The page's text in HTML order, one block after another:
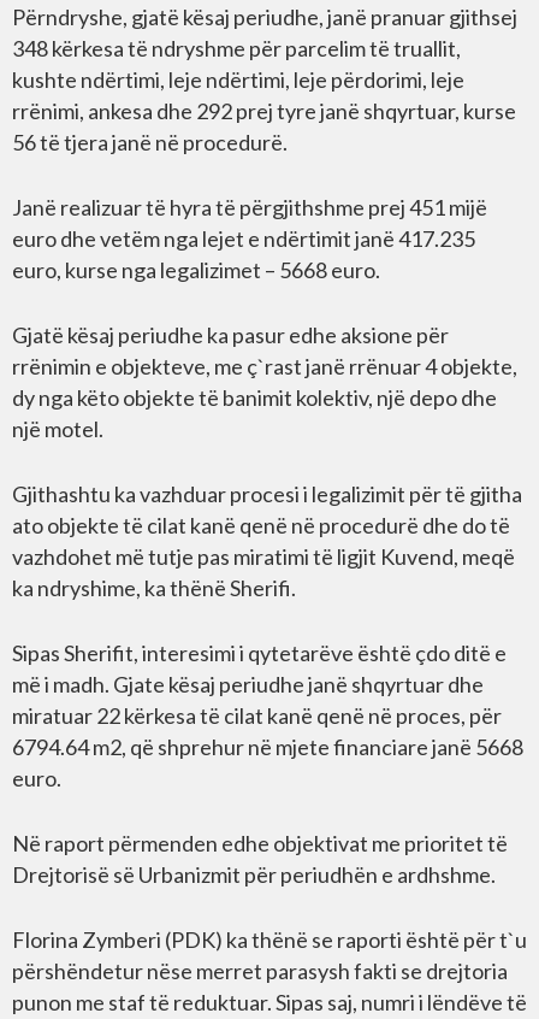
Përndryshe, gjatë kësaj periudhe, janë pranuar gjithsej
348 kërkesa të ndryshme për parcelim të truallit,
kushte ndërtimi, leje ndërtimi, leje përdorimi, leje
rrënimi, ankesa dhe 292 prej tyre janë shqyrtuar, kurse
56 të tjera janë në procedurë.
Janë realizuar të hyra të përgjithshme prej 451 mijë
euro dhe vetëm nga lejet e ndërtimit janë 417.235
euro, kurse nga legalizimet – 5668 euro.
Gjatë kësaj periudhe ka pasur edhe aksione për
rrënimin e objekteve, me ç`rast janë rrënuar 4 objekte,
dy nga këto objekte të banimit kolektiv, një depo dhe
një motel.
Gjithashtu ka vazhduar procesi i legalizimit për të gjitha
ato objekte të cilat kanë qenë në procedurë dhe do të
vazhdohet më tutje pas miratimi të ligjit Kuvend, meqë
ka ndryshime, ka thënë Sherifi.
Sipas Sherifit, interesimi i qytetarëve është çdo ditë e
më i madh. Gjate kësaj periudhe janë shqyrtuar dhe
miratuar 22 kërkesa të cilat kanë qenë në proces, për
6794.64 m2, që shprehur në mjete financiare janë 5668
euro.
Në raport përmenden edhe objektivat me prioritet të
Drejtorisë së Urbanizmit për periudhën e ardhshme.
Florina Zymberi (PDK) ka thënë se raporti është për t`u
përshëndetur nëse merret parasysh fakti se drejtoria
punon me staf të reduktuar. Sipas saj, numri i lëndëve të